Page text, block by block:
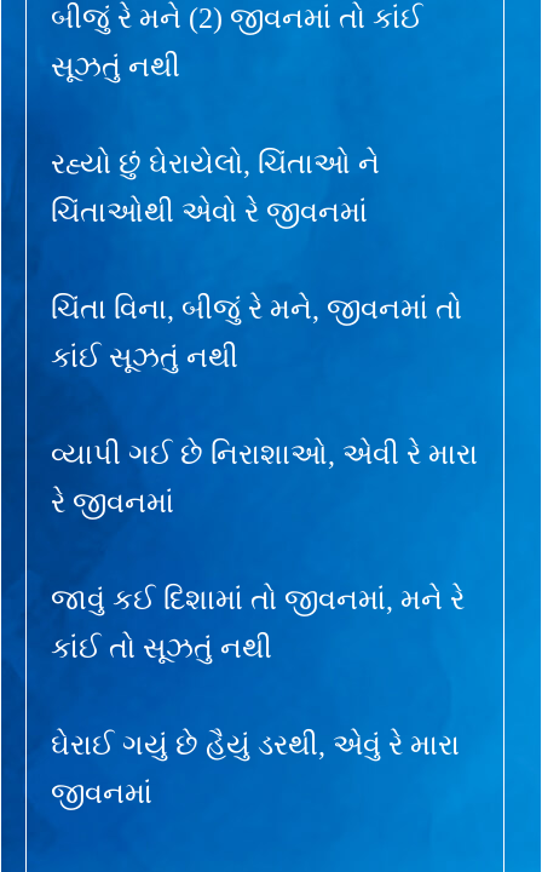
બીજું રે મને (2) જીવનમાં તો કાંઈ
સૂઝતું નથી
રહ્યો છું ઘેરાયેલો, ચિંતાઓ ને
ચિંતાઓથી એવો રે જીવનમાં
ચિંતા વિના, બીજું રે મને, જીવનમાં તો
કાંઈ સૂઝતું નથી
વ્યાપી ગઈ છે નિરાશાઓ, એવી રે મારા
રે જીવનમાં
જાવું કઈ દિશામાં તો જીવનમાં, મને રે
કાંઈ તો સૂઝતું નથી
ઘેરાઈ ગયું છે હૈયું ડરથી, એવું રે મારા
જીવનમાં